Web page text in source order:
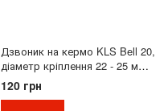
Дзвоник на кермо KLS Bell 20,
діаметр кріплення 22 - 25 мм,
чорний (polybag)
120 грн